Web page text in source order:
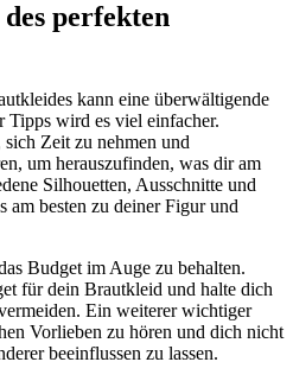
perfekten
kann eine überwältigende
Tipps wird es viel einfacher.
Zeit zu nehmen und
um herauszufinden, was dir am
Silhouetten, Ausschnitte und
am besten zu deiner Figur und
Budget im Auge zu behalten.
für dein Brautkleid und halte dich
Ein weiterer wichtiger
Vorlieben zu hören und dich nicht
beeinflussen zu lassen.